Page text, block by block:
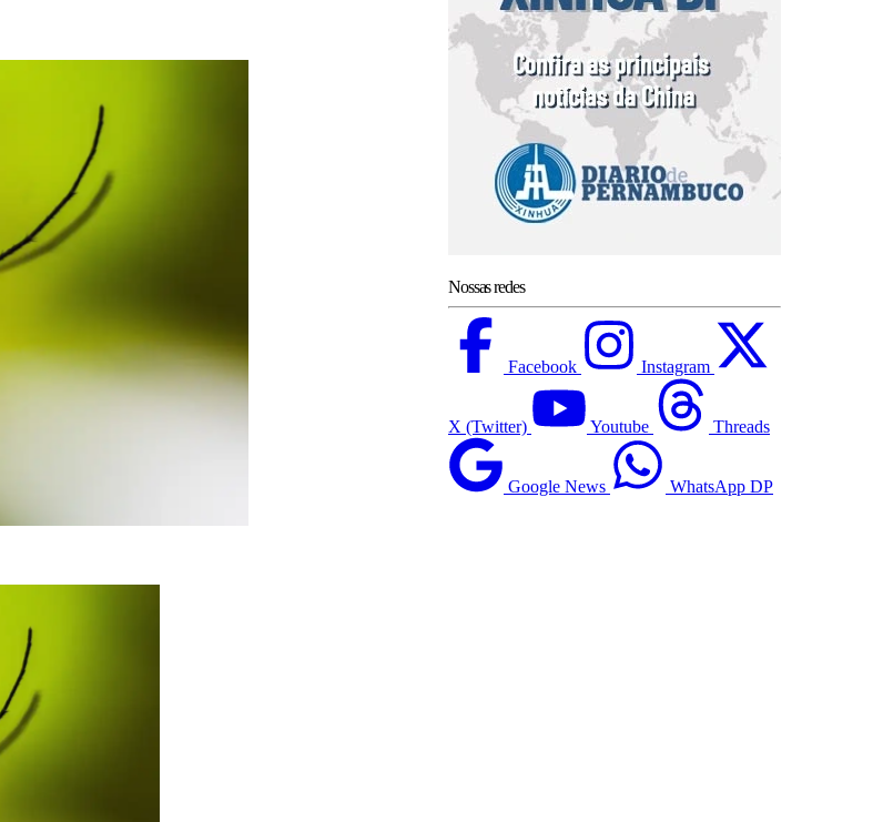
Nossas redes
Facebook Instagram
X (Twitter) Youtube Threads
Google News WhatsApp DP